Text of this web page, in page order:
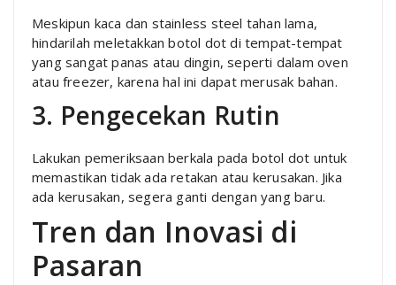
Meskipun kaca dan stainless steel tahan lama,
hindarilah meletakkan botol dot di tempat-tempat
yang sangat panas atau dingin, seperti dalam oven
atau freezer, karena hal ini dapat merusak bahan.
3. Pengecekan Rutin
Lakukan pemeriksaan berkala pada botol dot untuk
memastikan tidak ada retakan atau kerusakan. Jika
ada kerusakan, segera ganti dengan yang baru.
Tren dan Inovasi di
Pasaran